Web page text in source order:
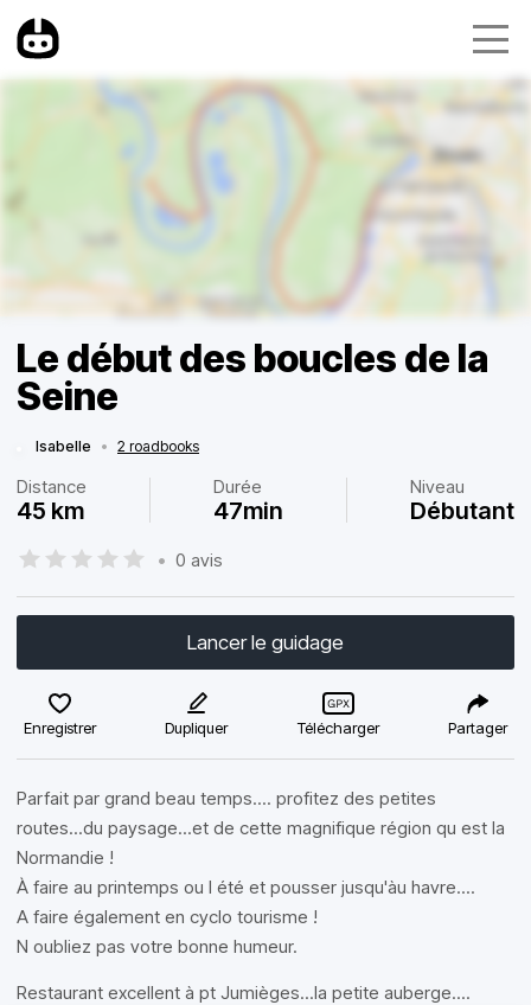
Le début des boucles de la
Seine
Isabelle • 2 roadbooks
Distance
45 km
Durée
47min
Niveau
Débutant
• 0 avis
Lancer le guidage
Enregistrer Dupliquer Télécharger Partager
Parfait par grand beau temps.... profitez des petites
routes...du paysage...et de cette magnifique région qu est la
Normandie !
À faire au printemps ou l été et pousser jusqu'àu havre....
A faire également en cyclo tourisme !
N oubliez pas votre bonne humeur.
Restaurant excellent à pt Jumièges...la petite auberge....